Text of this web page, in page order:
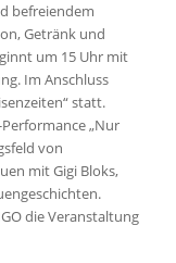
befreiendem
Getränk und
um 15 Uhr mit
Im Anschluss
statt.
„Nur
von
mit Gigi Bloks,
die Veranstaltung